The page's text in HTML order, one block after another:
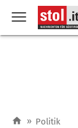
» Politik